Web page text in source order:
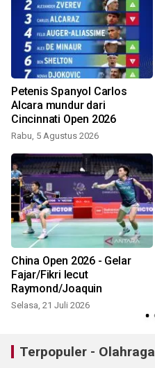
Petenis Spanyol Carlos
Alcara mundur dari
Cincinnati Open 2026
Rabu, 5 Agustus 2026
China Open 2026 - Gelar
Fajar/Fikri lecut
Raymond/Joaquin
Selasa, 21 Juli 2026
Terpopuler - Olahraga